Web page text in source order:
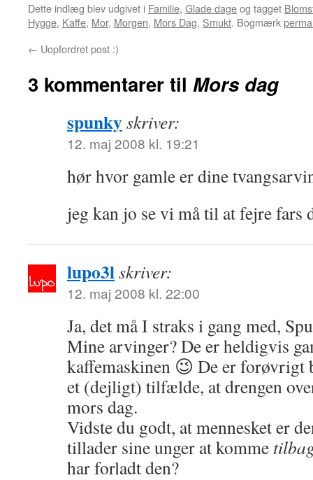
Dette indlæg blev udgivet i Familie, Glade dageog tagget
Hygge, Kaffe, Mor, Morgen, Mors Dag, Smukt. Bogmærk
← Uopfordret post :)
3 kommentarer til Mors dag
spunkyskriver:
12. maj 2008 kl. 19:21
hør hvor gamle er dine
jeg kan jo se vi må til at fejre fars
lupo3lskriver:
12. maj 2008 kl. 22:00
Ja, det må I straks i gang med,
Mine arvinger? De er heldigvis
kaffemaskinen 😉 De er forøvrigt
et (dejligt) tilfælde, at drengen
mors dag.
Vidste du godt, at mennesket er
tillader sine unger at komme
har forladt den?